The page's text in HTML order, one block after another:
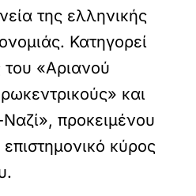
της ελληνικής
Κατηγορεί
του «Αριανού
και
προκειμένου
κύρος